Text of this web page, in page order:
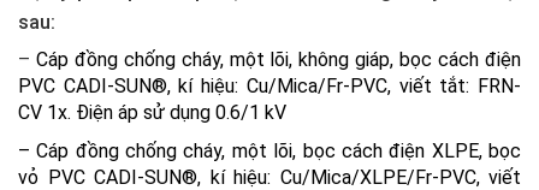
sau:
– Cáp đồng chống cháy, một lõi, không giáp, bọc cách điện
PVC CADI-SUN®, kí hiệu: Cu/Mica/Fr-PVC, viết tắt: FRN-
CV 1x. Điện áp sử dụng 0.6/1 kV
– Cáp đồng chống cháy, một lõi, bọc cách điện XLPE, bọc
vỏ PVC CADI-SUN®, kí hiệu: Cu/Mica/XLPE/Fr-PVC, viết